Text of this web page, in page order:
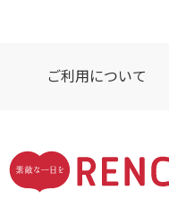
ご利用について
ターネット）】
間年中無休